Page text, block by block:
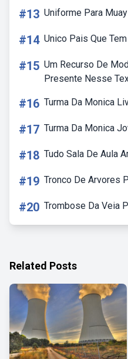
#13 Uniforme Para
#14 Unico Pais Que
#15 Um Recurso De
Presente Nesse
#16 Turma Da Monica
#17 Turma Da Monica
#18 Tudo Sala De Aula
#19 Tronco De Arvores
#20 Trombose Da Veia
Related Posts